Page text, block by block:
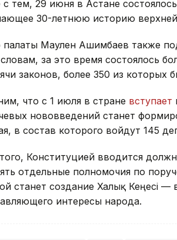
с тем, 29 июня в Астане
30-летнюю историю
палаты Маулен Ашимбаев также
за это время состоялось
законов, более 350 из
что с 1 июля в стране вступает
нововведений станет
в состав которого войдут 145
Конституцией вводится
отдельные полномочия по
станет создание Халық Кеңесі —
интересы народа.